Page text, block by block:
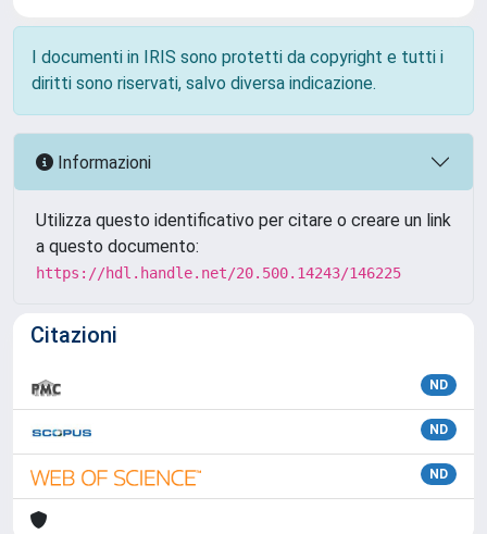
I documenti in IRIS sono protetti da copyright e tutti i
diritti sono riservati, salvo diversa indicazione.
Informazioni
Utilizza questo identificativo per citare o creare un link
a questo documento:
https://hdl.handle.net/20.500.14243/146225
Citazioni
ND
ND
ND